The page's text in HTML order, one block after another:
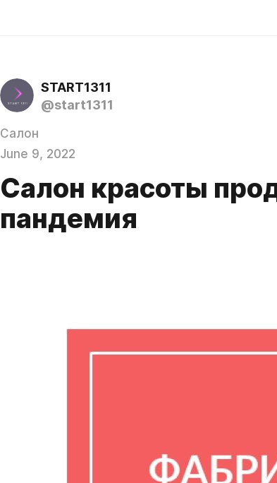
START1311
@start1311
Салон
June 9, 2022
Салон красоты
пандемия